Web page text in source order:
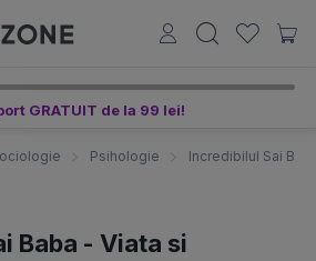
GRATUIT de la 99 lei!
Psihologie Incredibilul Sai
Baba - Viata si